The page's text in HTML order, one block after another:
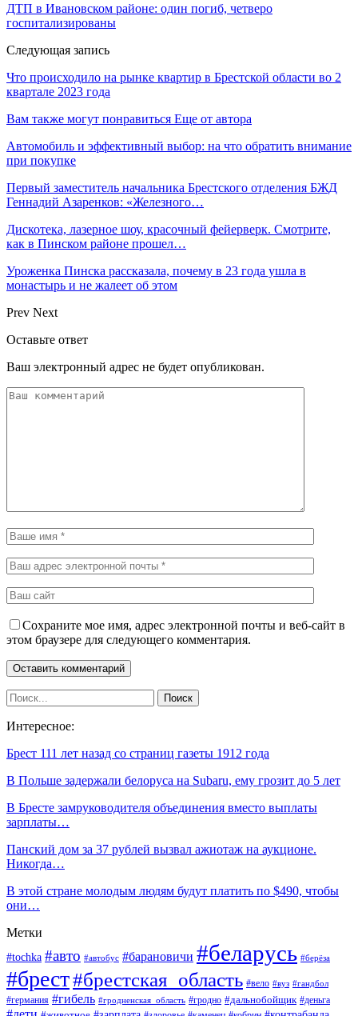
ДТП в Ивановском районе: один погиб, четверо
госпитализированы
Следующая запись
Что происходило на рынке квартир в Брестской области во 2
квартале 2023 года
Вам также могут понравиться Еще от автора
Автомобиль и эффективный выбор: на что обратить внимание
при покупке
Первый заместитель начальника Брестского отделения БЖД
Геннадий Азаренков: «Железного…
Дискотека, лазерное шоу, красочный фейерверк. Смотрите,
как в Пинском районе прошел…
Уроженка Пинска рассказала, почему в 23 года ушла в
монастырь и не жалеет об этом
Prev Next
Оставьте ответ
Ваш электронный адрес не будет опубликован.
Сохраните мое имя, адрес электронной почты и веб-сайт в
этом браузере для следующего комментария.
Интересное:
Брест 111 лет назад со страниц газеты 1912 года
В Польше задержали белоруса на Subaru, ему грозит до 5 лет
В Бресте замруководителя объединения вместо выплаты
зарплаты…
Панский дом за 37 рублей вызвал ажиотаж на аукционе.
Никогда…
В этой стране молодым людям будут платить по $490, чтобы
они…
Метки
#tochka #авто #автобус #барановичи #беларусь #берёза
#брест#брестская_область #вело #вуз #гандбол
#германия #гибель #гродненская_область #гродно #дальнобойщик #деньга